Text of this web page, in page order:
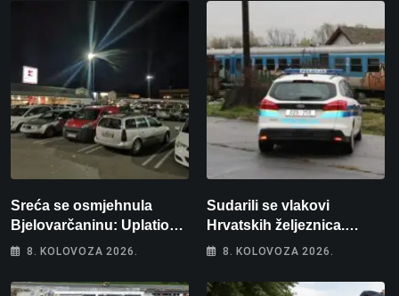
Sreća se osmjehnula
Bjelovarčaninu: Uplatio
samo 4 eura, a osvojio
8. KOLOVOZA 2026.
Sudarili se vlakovi
Hrvatskih željeznica.
Šestero osoba teško
intenzivnoj
8. KOLOVOZA 2026.